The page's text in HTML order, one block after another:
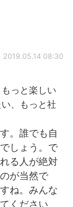
2019.05.14 08:30
っと楽しい
、もっと社
。誰でも自
しょう。で
る人が絶対
が当然で
ね。みんな
ください